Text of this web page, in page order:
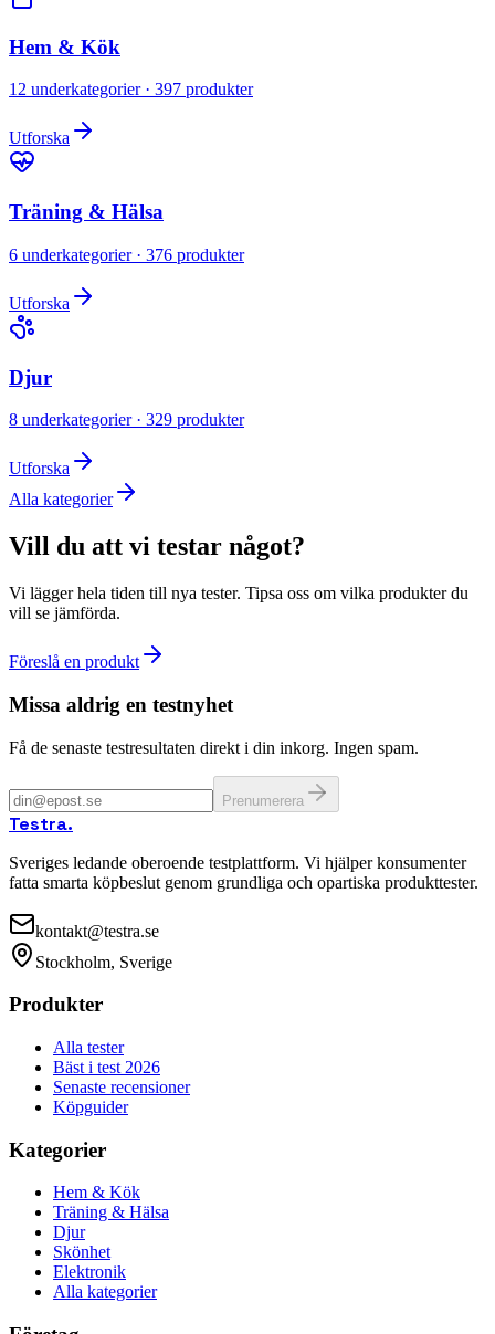
Hem & Kök
12 underkategorier · 397 produkter
Utforska
Träning & Hälsa
6 underkategorier · 376 produkter
Utforska
Djur
8 underkategorier · 329 produkter
Utforska
Alla kategorier
Vill du att vi testar något?
Vi lägger hela tiden till nya tester. Tipsa oss om vilka produkter du
vill se jämförda.
Föreslå en produkt
Missa aldrig en testnyhet
Få de senaste testresultaten direkt i din inkorg. Ingen spam.
Prenumerera
Testra.
Sveriges ledande oberoende testplattform. Vi hjälper konsumenter
fatta smarta köpbeslut genom grundliga och opartiska produkttester.
kontakt@testra.se
Stockholm, Sverige
Produkter
Alla tester
Bäst i test 2026
Senaste recensioner
Köpguider
Kategorier
Hem & Kök
Träning & Hälsa
Djur
Skönhet
Elektronik
Alla kategorier